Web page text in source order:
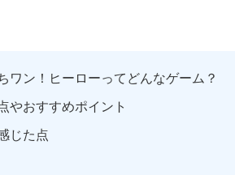
ワン！ヒーローってどんなゲーム？
やおすすめポイント
じた点